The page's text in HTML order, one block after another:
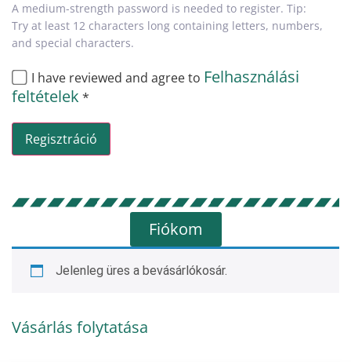
A medium-strength password is needed to register. Tip:
Try at least 12 characters long containing letters, numbers,
and special characters.
I have reviewed and agree to Felhasználási
feltételek *
Fiókom
Jelenleg üres a bevásárlókosár.
Vásárlás folytatása